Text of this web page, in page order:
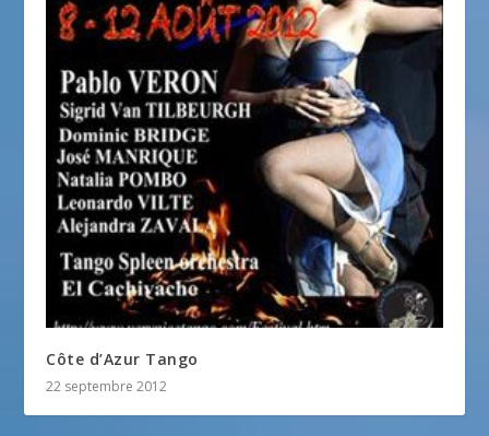
Côte d’Azur Tango
22 septembre 2012